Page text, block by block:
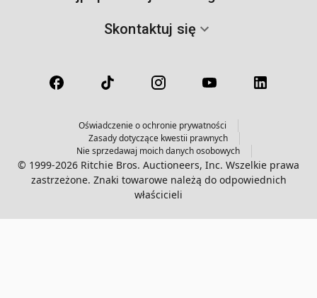
Skontaktuj się
Oświadczenie o ochronie prywatności
Zasady dotyczące kwestii prawnych
Nie sprzedawaj moich danych osobowych
© 1999-2026 Ritchie Bros. Auctioneers, Inc. Wszelkie prawa
zastrzeżone. Znaki towarowe należą do odpowiednich
właścicieli